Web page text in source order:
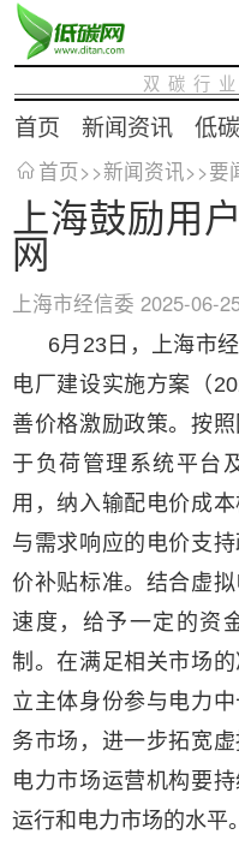
双碳行
首页 新闻资讯 低
首页>>新闻资讯>>要
上海鼓励用
网
上海市经信委 2025-06-
6月23日，上海市
电厂建设实施方案（
善价格激励政策。按
于负荷管理系统平台
用，纳入输配电价成
与需求响应的电价支
价补贴标准。结合虚
速度，给予一定的资
制。在满足相关市场
立主体身份参与电力
务市场，进一步拓宽
电力市场运营机构要
运行和电力市场的水平